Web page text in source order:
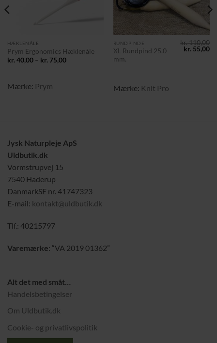
HÆKLENÅLE
Prym Ergonomics Hæklenåle
kr.40,00 – kr.75,00Prisinterval:
Mærke: Prym
RUNDPINDE
XL Rundpind 25.0
mm.
kr.110,00
Den
kr. 55,00
Mærke: Knit Pro
Jysk Naturpleje ApS
Uldbutik.dk
Vormstrupvej 15
7540 Haderup
DanmarkSE nr. 41747323
E-mail: kontakt@uldbutik.dk
Tlf.: 40215797
Varemærke: “VA 2019 01362”
Alt det med småt…
Handelsbetingelser
Om Uldbutik.dk
Cookie- og privatlivspolitik